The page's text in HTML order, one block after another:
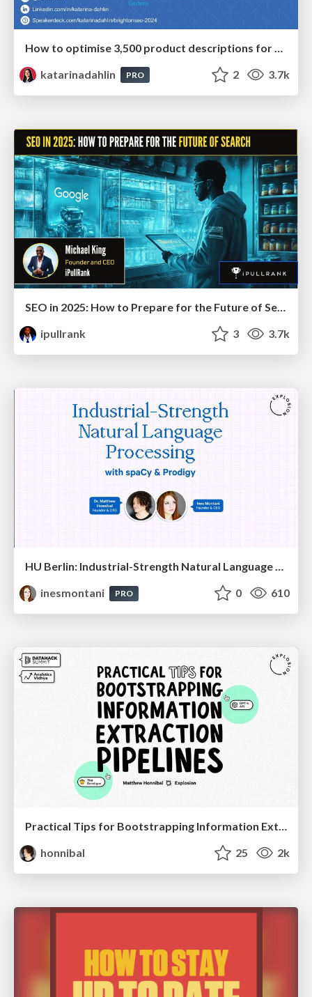
katarinadahlin
PRO 2 3.7k
SEO in 2025: How to Prepare for the Future of Search
ipullrank
3 3.7k
HU Berlin: Industrial-Strength Natural Language Processing with spaCy and Prodigy
inesmontani
PRO 0 610
honnibal
25 2k